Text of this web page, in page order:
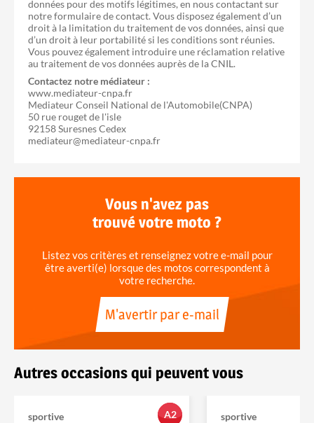
données pour des motifs légitimes, en nous contactant sur
notre formulaire de contact. Vous disposez également d’un
droit à la limitation du traitement de vos données, ainsi que
d’un droit à leur portabilité si les conditions sont réunies.
Vous pouvez également introduire une réclamation relative
au traitement de vos données auprès de la CNIL.
Contactez notre médiateur :
www.mediateur-cnpa.fr
Mediateur Conseil National de l'Automobile(CNPA)
50 rue rouget de l'isle
92158 Suresnes Cedex
mediateur@mediateur-cnpa.fr
Vous n'avez pas
trouvé votre moto ?
Listez vos critères et renseignez votre e-mail pour
être averti(e) lorsque des motos correspondent à
votre recherche.
M'avertir par e-mail
Autres occasions qui peuvent vous
A2
sportive sportive